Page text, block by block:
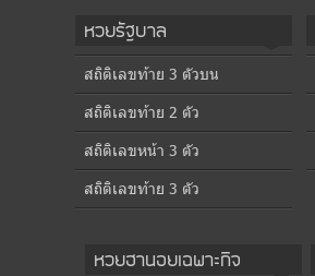
หวยรัฐบาล
สถิติเลขท้าย 3 ตัวบน
สถิติเลขท้าย 2 ตัว
สถิติเลขหน้า 3 ตัว
สถิติเลขท้าย 3 ตัว
หวยฮานอยเฉพาะกิจ